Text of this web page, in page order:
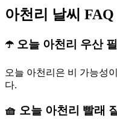
아천리 날씨 FAQ
☂️ 오늘 아천리 우산
오늘 아천리은 비 가능성
다.
🧺 오늘 아천리 빨래